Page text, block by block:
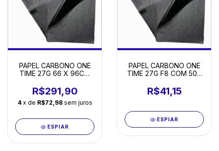
PAPEL CARBONO ONE
TIME 27G 66 X 96CM
R$291,90
4 x de R$72,98 sem juros
ESPIAR
PAPEL CARBONO ONE
TIME 27G F8 COM 500
R$41,15
ESPIAR